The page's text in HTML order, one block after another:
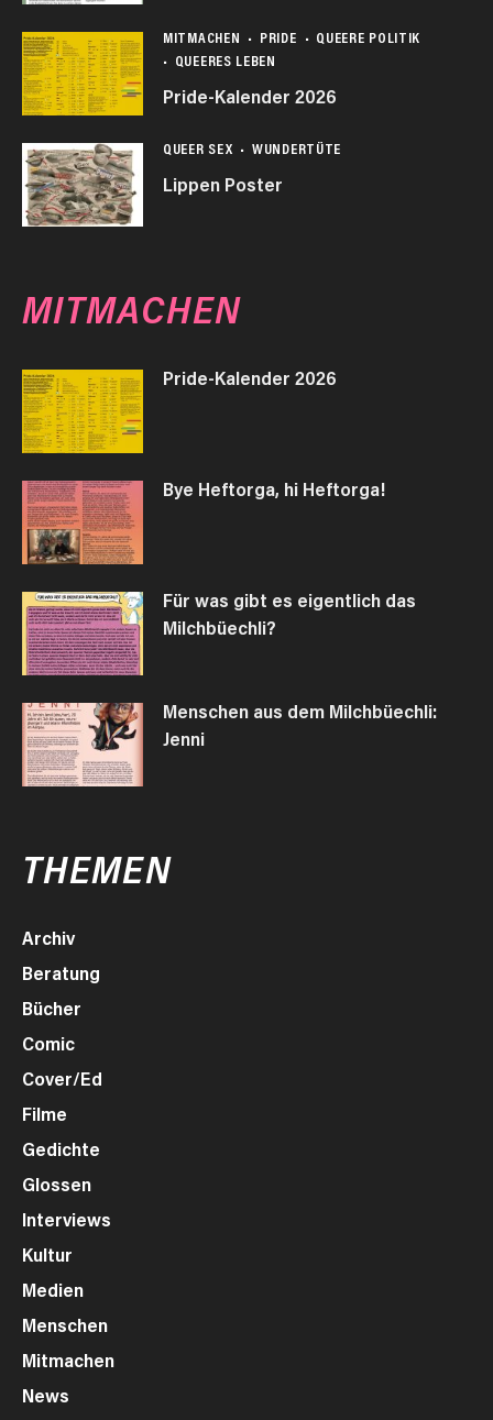
MITMACHEN PRIDE
QUEERE POLITIK
QUEERES LEBEN
Pride-Kalender 2026
QUEER SEX WUNDERTÜTE
Lippen Poster
MITMACHEN
Pride-Kalender 2026
Bye Heftorga, hi Heftorga!
Für was gibt es eigentlich das
Milchbüechli?
Menschen aus dem Milchbüechli:
Jenni
THEMEN
Archiv
Beratung
Bücher
Comic
Cover/Ed
Filme
Gedichte
Glossen
Interviews
Kultur
Medien
Menschen
Mitmachen
News